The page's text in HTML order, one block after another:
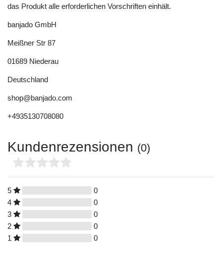
das Produkt alle erforderlichen Vorschriften einhält.
banjado GmbH
Meißner Str 87
01689 Niederau
Deutschland
shop@banjado.com
+4935130708080
Kundenrezensionen (0)
5
0
4
0
3
0
2
0
1
0